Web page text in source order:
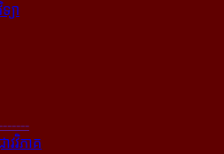
យា
វវិភាគ